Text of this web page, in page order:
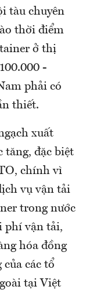
tàu chuyên
thời điểm
ở thị
-
phải có
thiết.
xuất
tăng, đặc biệt
chính vì
vụ vận tải
trong nước
phí vận tải,
hóa đồng
các tổ
tại Việt